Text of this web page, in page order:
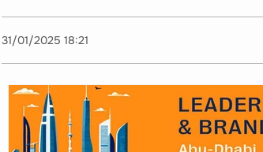
31/01/2025 18:21